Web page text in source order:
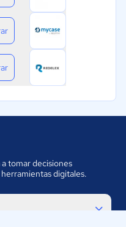
tomar decisiones
digitales.